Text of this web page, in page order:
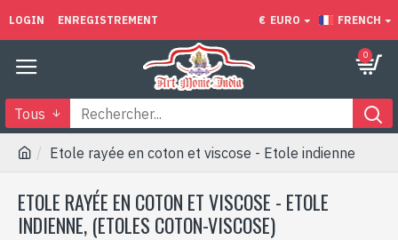
LOGIN ENREGISTREMENT € EURO FRENCH
0
Tous
Etole rayée en coton et viscose - Etole indienne
ETOLE RAYÉE EN COTON ET VISCOSE - ETOLE
INDIENNE, (ETOLES COTON-VISCOSE)